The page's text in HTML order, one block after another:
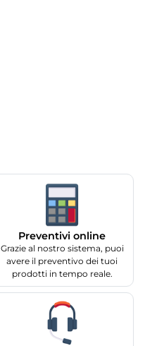
Preventivi online
Grazie al nostro sistema, puoi
avere il preventivo dei tuoi
prodotti in tempo reale.